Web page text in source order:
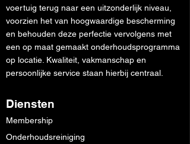
voertuig terug naar een uitzonderlijk niveau,
voorzien het van hoogwaardige bescherming
en behouden deze perfectie vervolgens met
een op maat gemaakt onderhoudsprogramma
op locatie. Kwaliteit, vakmanschap en
persoonlijke service staan hierbij centraal.
Diensten
Membership
Onderhoudsreiniging